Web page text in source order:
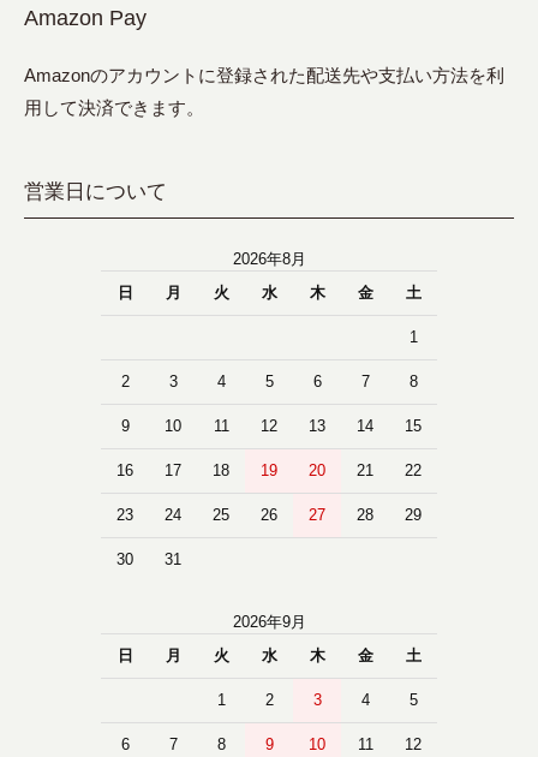
Amazon Pay
Amazonのアカウントに登録された配送先や支払い方法を利
用して決済できます。
営業日について
2026年8月
日
月 火 水 木 金 土
1
2 3 4 5 6 7 8
9 10 11 12 13 14 15
16 17 18 19 20 21 22
23 24 25 26 27 28 29
30 31
2026年9月
日
月 火 水 木 金 土
1 2 3 4 5
6 7 8 9 10 11 12